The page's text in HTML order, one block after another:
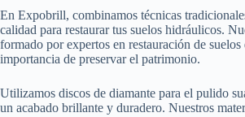
En Expobrill, combinamos técnicas
calidad para restaurar tus suelos hidráulicos.
formado por expertos en restauración de suelos
importancia de preservar el patrimonio.
Utilizamos discos de diamante para el pulido
un acabado brillante y duradero. Nuestros